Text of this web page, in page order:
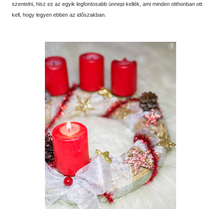
szentelni, hisz ez az egyik legfontosabb ünnepi kellék, ami minden otthonban ott
kell, hogy legyen ebben az időszakban.